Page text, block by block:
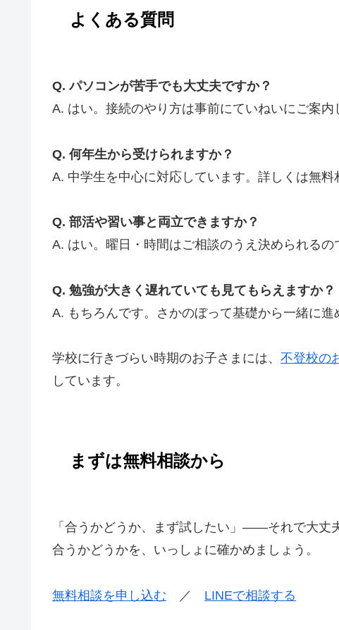
よくある質問
Q. パソコンが苦手でも大丈夫ですか？
A. はい。接続のやり方は事前にていねいにご案
Q. 何年生から受けられますか？
A. 中学生を中心に対応しています。詳しくは無料
Q. 部活や習い事と両立できますか？
A. はい。曜日・時間はご相談のうえ決められるの
Q. 勉強が大きく遅れていても見てもらえますか？
A. もちろんです。さかのぼって基礎から一緒に進
学校に行きづらい時期のお子さまには、 不登校の
しています。
まずは無料相談から
「合うかどうか、まず試したい」——それで大丈
合うかどうかを、いっしょに確かめましょう。
無料相談を申し込む ／ LINEで相談する